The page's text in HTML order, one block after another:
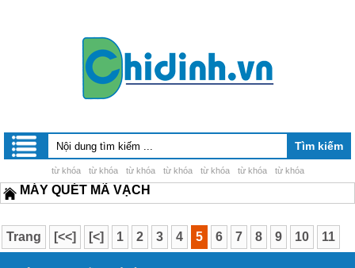
từ khóa từ khóa từ khóa từ khóa từ khóa từ khóa từ khóa
MÁY QUÉT MÃ VẠCH
Trang [<<] [<] 1 2 3 4 5 6 7 8 9 10
11